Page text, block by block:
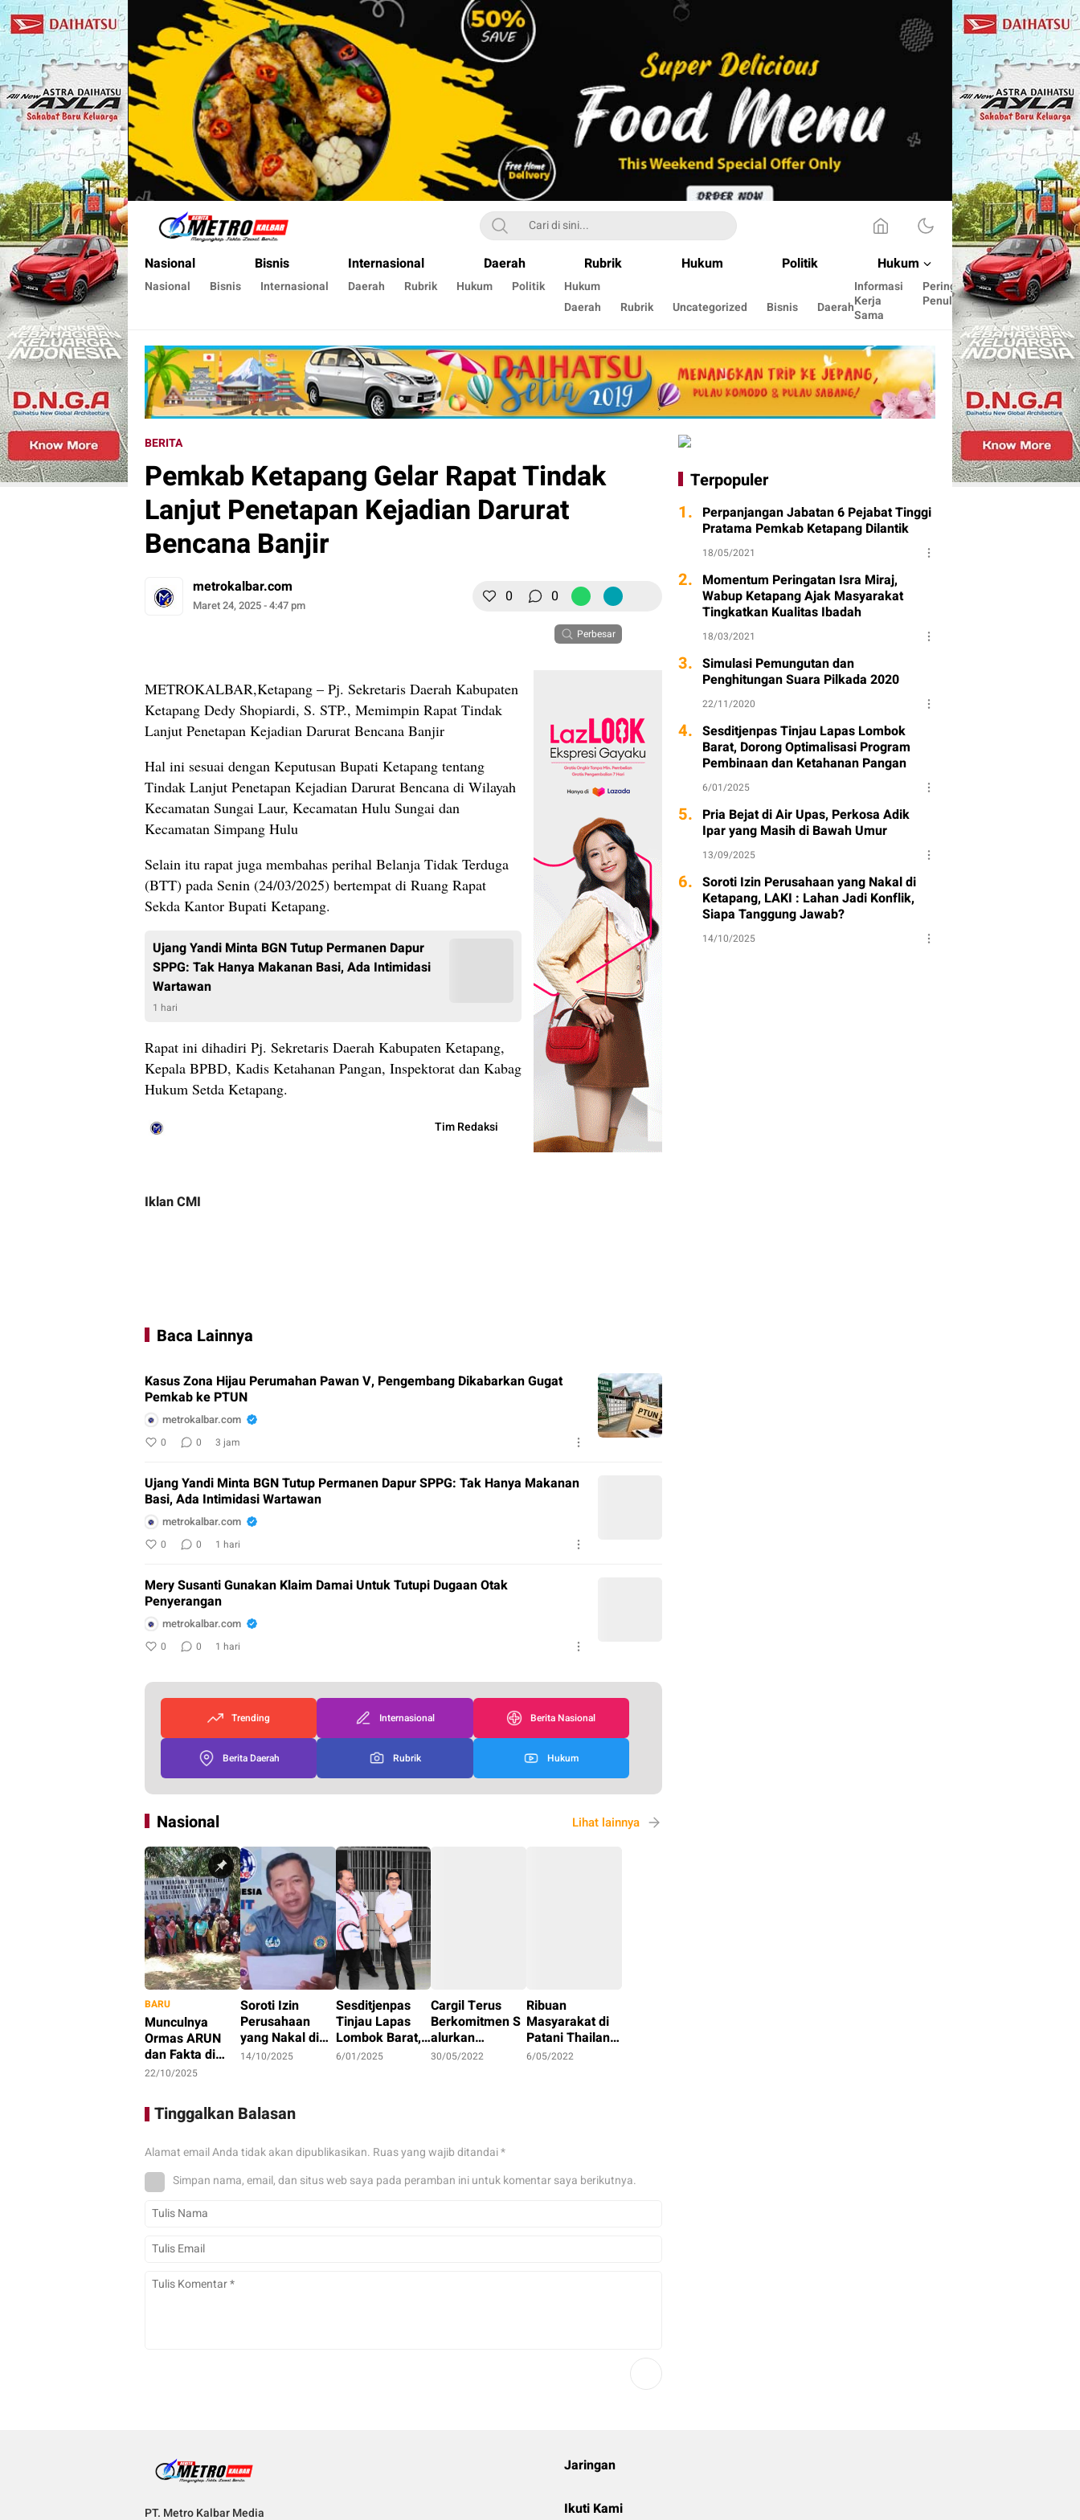
Metro Kalbar
Inspirasi Untuk Negeri
Nasional Bisnis Internasional Daerah Rubrik Hukum Politik Hukum
Nasional Bisnis Internasional Daerah Rubrik Hukum Politik
Hukum
Daerah
Rubrik Uncategorized Bisnis Daerah
Informasi
Kerja
Sama
Peringkat
Penulis
Cara
menulis
disini
BERITA
Pemkab Ketapang Gelar Rapat Tindak
Lanjut Penetapan Kejadian Darurat
Bencana Banjir
metrokalbar.com
Maret 24, 2025 - 4:47 pm 0 0
Perbesar
METROKALBAR,Ketapang – Pj. Sekretaris Daerah Kabupaten
Ketapang Dedy Shopiardi, S. STP., Memimpin Rapat Tindak
Lanjut Penetapan Kejadian Darurat Bencana Banjir
Hal ini sesuai dengan Keputusan Bupati Ketapang tentang
Tindak Lanjut Penetapan Kejadian Darurat Bencana di Wilayah
Kecamatan Sungai Laur, Kecamatan Hulu Sungai dan
Kecamatan Simpang Hulu
Selain itu rapat juga membahas perihal Belanja Tidak Terduga
(BTT) pada Senin (24/03/2025) bertempat di Ruang Rapat
Sekda Kantor Bupati Ketapang.
Ujang Yandi Minta BGN Tutup Permanen Dapur
SPPG: Tak Hanya Makanan Basi, Ada Intimidasi
Wartawan
1 hari
Rapat ini dihadiri Pj. Sekretaris Daerah Kabupaten Ketapang,
Kepala BPBD, Kadis Ketahanan Pangan, Inspektorat dan Kabag
Hukum Setda Ketapang.
Tim Redaksi
Iklan CMI
Baca Lainnya
Kasus Zona Hijau Perumahan Pawan V, Pengembang Dikabarkan Gugat
Pemkab ke PTUN
metrokalbar.com
0 0 3 jam
Ujang Yandi Minta BGN Tutup Permanen Dapur SPPG: Tak Hanya Makanan
Basi, Ada Intimidasi Wartawan
metrokalbar.com
0 0 1 hari
Mery Susanti Gunakan Klaim Damai Untuk Tutupi Dugaan Otak
Penyerangan
metrokalbar.com
0 0 1 hari
Trending Internasional Berita Nasional
Berita Daerah Rubrik Hukum
Nasional Lihat lainnya
BARU
Munculnya
Ormas ARUN
dan Fakta di
Balik Konflik
Bayur
22/10/2025
Soroti Izin
Perusahaan
yang Nakal di
Ketapang, LAKI
Tanggung
Jawab?
14/10/2025
Sesditjenpas
Tinjau Lapas
Lombok Barat,
Dorong
6/01/2025
Cargil Terus
Berkomitmen S
alurkan
Bantuan Covid-
30/05/2022
Ribuan
Masyarakat di
Patani Thailand,
Gelar Acara
6/05/2022
Tinggalkan Balasan
Alamat email Anda tidak akan dipublikasikan. Ruas yang wajib ditandai*
Simpan nama, email, dan situs web saya pada peramban ini untuk komentar saya berikutnya.
Terpopuler
1. Perpanjangan Jabatan 6 Pejabat Tinggi
Pratama Pemkab Ketapang Dilantik
18/05/2021
2. Momentum Peringatan Isra Miraj,
Wabup Ketapang Ajak Masyarakat
Tingkatkan Kualitas Ibadah
18/03/2021
3. Simulasi Pemungutan dan
Penghitungan Suara Pilkada 2020
22/11/2020
4. Sesditjenpas Tinjau Lapas Lombok
Barat, Dorong Optimalisasi Program
Pembinaan dan Ketahanan Pangan
6/01/2025
5. Pria Bejat di Air Upas, Perkosa Adik
Ipar yang Masih di Bawah Umur
13/09/2025
6. Soroti Izin Perusahaan yang Nakal di
Ketapang, LAKI : Lahan Jadi Konflik,
Siapa Tanggung Jawab?
14/10/2025
PT. Metro Kalbar Media
Jaringan
Ikuti Kami